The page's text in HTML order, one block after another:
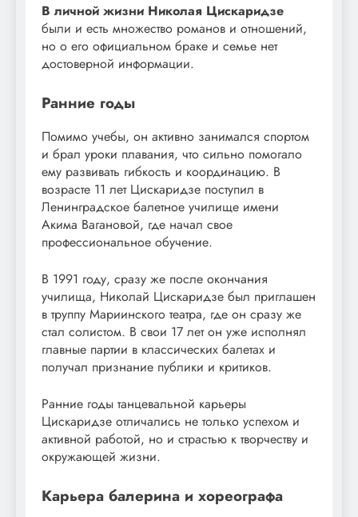
В личной жизни Николая Цискаридзе
были и есть множество романов и отношений,
но о его официальном браке и семье нет
достоверной информации.
Ранние годы
Помимо учебы, он активно занимался спортом
и брал уроки плавания, что сильно помогало
ему развивать гибкость и координацию. В
возрасте 11 лет Цискаридзе поступил в
Ленинградское балетное училище имени
Акима Вагановой, где начал свое
профессиональное обучение.
В 1991 году, сразу же после окончания
училища, Николай Цискаридзе был приглашен
в труппу Мариинского театра, где он сразу же
стал солистом. В свои 17 лет он уже исполнял
главные партии в классических балетах и
получал признание публики и критиков.
Ранние годы танцевальной карьеры
Цискаридзе отличались не только успехом и
активной работой, но и страстью к творчеству и
окружающей жизни.
Карьера балерина и хореографа